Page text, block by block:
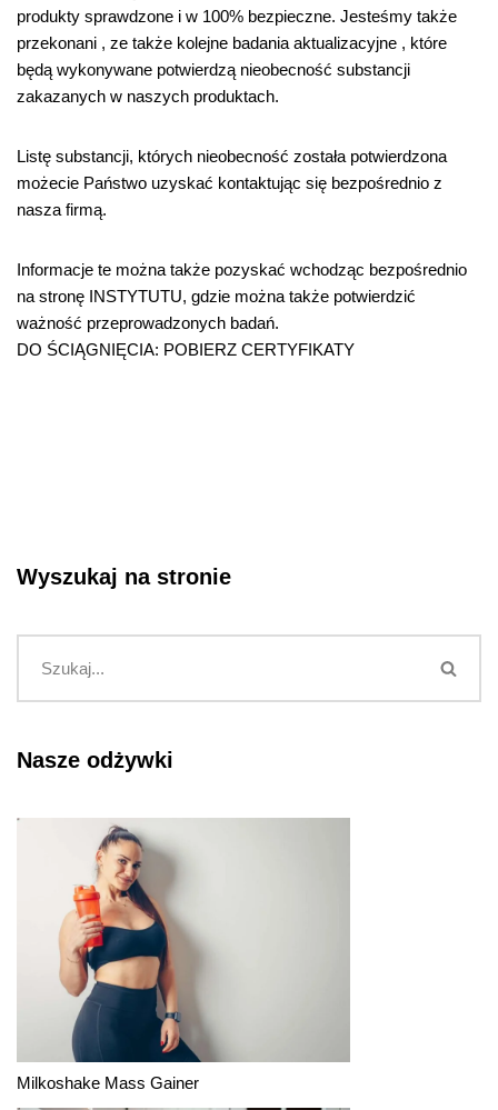
produkty sprawdzone i w 100% bezpieczne. Jesteśmy także
przekonani , ze także kolejne badania aktualizacyjne , które
będą wykonywane potwierdzą nieobecność substancji
zakazanych w naszych produktach.
Listę substancji, których nieobecność została potwierdzona
możecie Państwo uzyskać kontaktując się bezpośrednio z
nasza firmą.
Informacje te można także pozyskać wchodząc bezpośrednio
na stronę INSTYTUTU, gdzie można także potwierdzić
ważność przeprowadzonych badań.
DO ŚCIĄGNIĘCIA: POBIERZ CERTYFIKATY
Wyszukaj na stronie
Nasze odżywki
Milkoshake Mass Gainer